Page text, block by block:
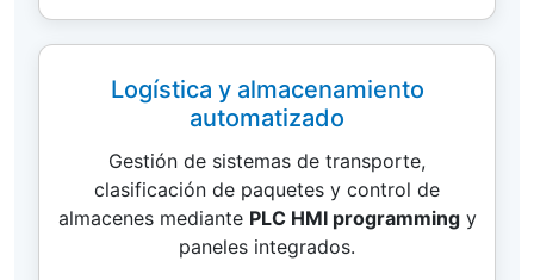
Logística y almacenamiento
automatizado
Gestión de sistemas de transporte,
clasificación de paquetes y control de
almacenes mediante PLC HMI programmingy
paneles integrados.